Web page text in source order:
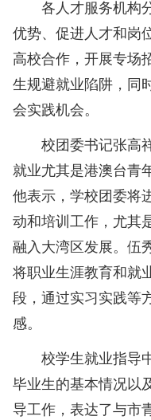
各人才服务机构
优势、促进人才和岗
高校合作，开展专场
生规避就业陷阱，同
会实践机会。
校团委书记张高
就业尤其是港澳台青
他表示，学校团委将
动和培训工作，尤其
融入大湾区发展。伍
将职业生涯教育和就
段，通过实习实践等
感。
校学生就业指导
毕业生的基本情况以
导工作，表达了与市